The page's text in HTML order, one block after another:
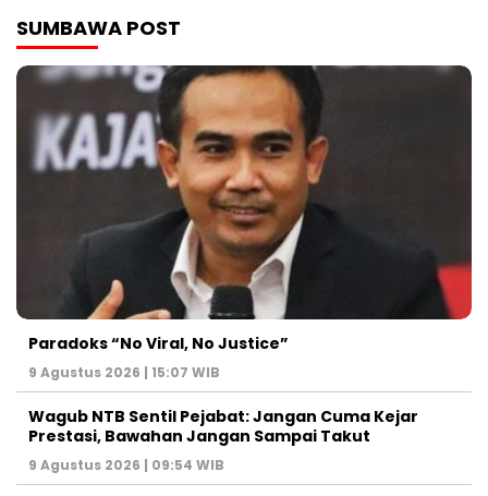
SUMBAWA POST
Paradoks “No Viral, No Justice”
9 Agustus 2026 | 15:07 WIB
Wagub NTB Sentil Pejabat: Jangan Cuma Kejar
Prestasi, Bawahan Jangan Sampai Takut
9 Agustus 2026 | 09:54 WIB